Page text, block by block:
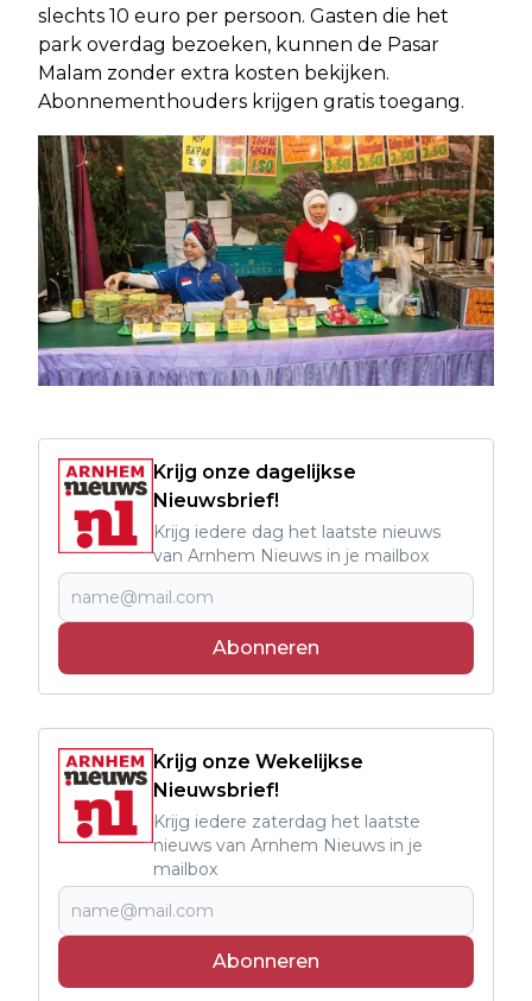
slechts 10 euro per persoon. Gasten die het
park overdag bezoeken, kunnen de Pasar
Malam zonder extra kosten bekijken.
Abonnementhouders krijgen gratis toegang.
Krijg onze dagelijkse
Nieuwsbrief!
Krijg iedere dag het laatste nieuws
van Arnhem Nieuws in je mailbox
Abonneren
Krijg onze Wekelijkse
Nieuwsbrief!
Krijg iedere zaterdag het laatste
nieuws van Arnhem Nieuws in je
mailbox
Abonneren